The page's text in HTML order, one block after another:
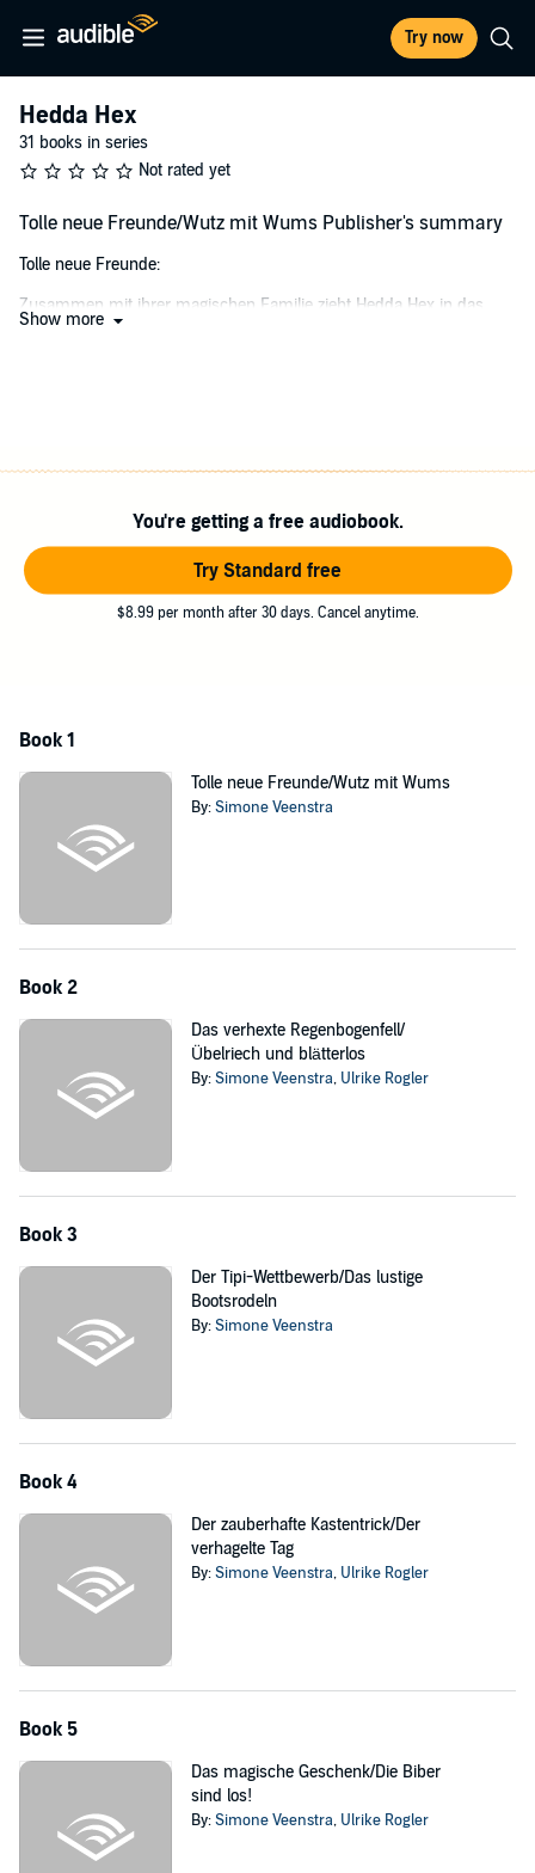
Try now
Hedda Hex
31 books in series
Not rated yet
Tolle neue Freunde/Wutz mit Wums Publisher's summary
Tolle neue Freunde:
Zusammen mit ihrer magischen Familie zieht Hedda Hex in das
neue Zuhause in der Kümmelgasse 13. Dass die Familie Hex
unbedingt kennen lernen. Denn wer hat schon eine echte Hexe als
Ahima und Miro sind Feuer und Flamme: Bei Bauer Prisewalk in
ihrer Straße gibt es zuckersüßen Schweine-Nachwuchs! Als die
Ferkel mit ihrer Mama jedoch durch eine Unachtsamkeit ausdem
Stall laufen, ist guter Rat teuer: Wie hält man eine wild
herumsausende Schweinefamilie davon ab, Chaos zu stiften? Und
©2020 Sony Music Entertainment Germany GmbH (P)2020 Sony
Music Entertainment Germany GmbH
Show more
You're getting a free audiobook.
Try Standard free
$8.99 per month after 30 days. Cancel anytime.
Book 1
Tolle neue Freunde/Wutz mit Wums
By:Simone Veenstra
Book 2
Das verhexte Regenbogenfell/
Übelriech und blätterlos
By:Simone Veenstra, Ulrike Rogler
Book 3
Der Tipi-Wettbewerb/Das lustige
Bootsrodeln
By:Simone Veenstra
Book 4
Der zauberhafte Kastentrick/Der
verhagelte Tag
By:Simone Veenstra, Ulrike Rogler
Book 5
Das magische Geschenk/Die Biber
sind los!
By:Simone Veenstra, Ulrike Rogler